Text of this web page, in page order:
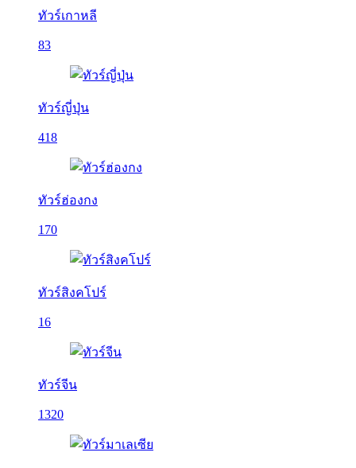
ทัวร์เกาหลี
83
ทัวร์ญี่ปุ่น
418
ทัวร์ฮ่องกง
170
ทัวร์สิงคโปร์
16
ทัวร์จีน
1320